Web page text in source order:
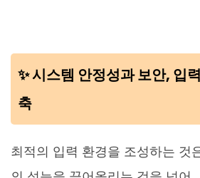
✨ 시스템 안정성과 보안, 입
축
최적의 입력 환경을 조성하는 것